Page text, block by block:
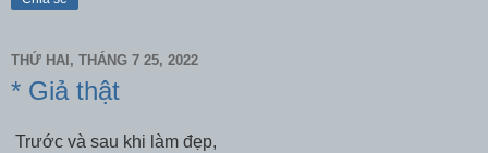
THỨ HAI, THÁNG 7 25, 2022
* Giả thật
Trước và sau khi làm đẹp,